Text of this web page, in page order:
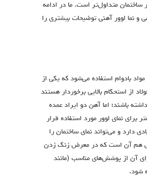
ساختمان متداول‌تر است. ما در ادامه
و نما لوور آهنی توضیحات بیشتری را
مواد بادوام استفاده می‌شود که یکی از
از استحکام بالایی برخوردار هستند
باشند؛ اما آهن دو ایراد عمده
برای نمای لوور مورد استفاده قرار
دارد و می‌تواند نمای ساختمان را
هم آن است که در معرض زنگ زدن
آن از پوشش‌های مناسب (مانند
شود.